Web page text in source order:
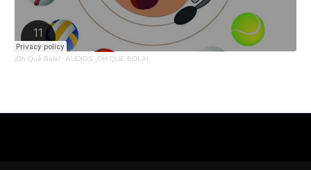
¡Oh Qué Bola! · AUDIOS ¡OH QUÉ BOLA!